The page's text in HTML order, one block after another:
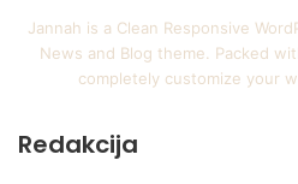
Jannah is a Clean Responsive
News and Blog theme. Packed
completely customize your
Redakcija